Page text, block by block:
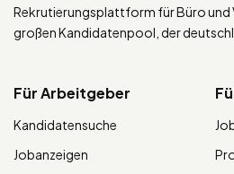
Rekrutierungsplattform für Büro und
großen Kandidatenpool, der
Für Arbeitgeber
Kandidatensuche
Jobanzeigen